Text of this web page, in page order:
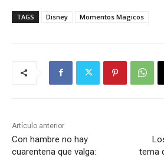
TAGS Disney Momentos Magicos
Artículo anterior
Con hambre no hay
cuarentena que valga:
tema